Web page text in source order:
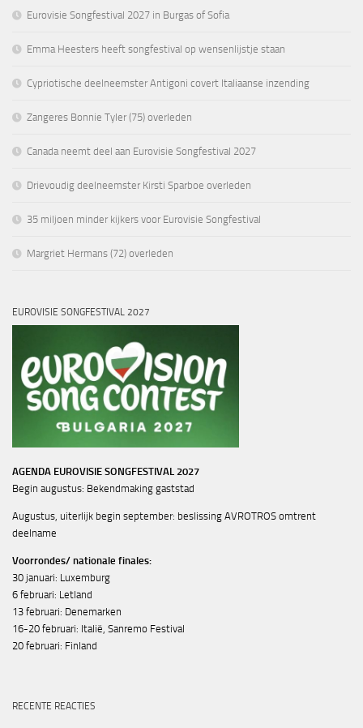
Eurovisie Songfestival 2027 in Burgas of Sofia
Emma Heesters heeft songfestival op wensenlijstje staan
Cypriotische deelneemster Antigoni covert Italiaanse inzending
Zangeres Bonnie Tyler (75) overleden
Canada neemt deel aan Eurovisie Songfestival 2027
Drievoudig deelneemster Kirsti Sparboe overleden
35 miljoen minder kijkers voor Eurovisie Songfestival
Margriet Hermans (72) overleden
EUROVISIE SONGFESTIVAL 2027
AGENDA EUROVISIE SONGFESTIVAL 2027
Begin augustus: Bekendmaking gaststad
Augustus, uiterlijk begin september: beslissing AVROTROS omtrent
deelname
Voorrondes/ nationale finales:
30 januari: Luxemburg
6 februari: Letland
13 februari: Denemarken
16-20 februari: Italië, Sanremo Festival
20 februari: Finland
RECENTE REACTIES